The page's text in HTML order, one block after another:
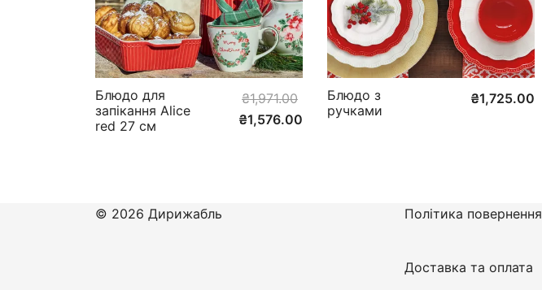
Блюдо для
запікання Alice
red 27 см
₴1,971.00
₴1,576.00
Блюдо з
ручками
₴1,725.00
© 2026 Дирижабль Політика повернення
Доставка та оплата